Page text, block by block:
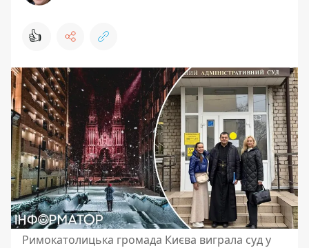
👍
Римокатолицька громада Києва виграла суд у